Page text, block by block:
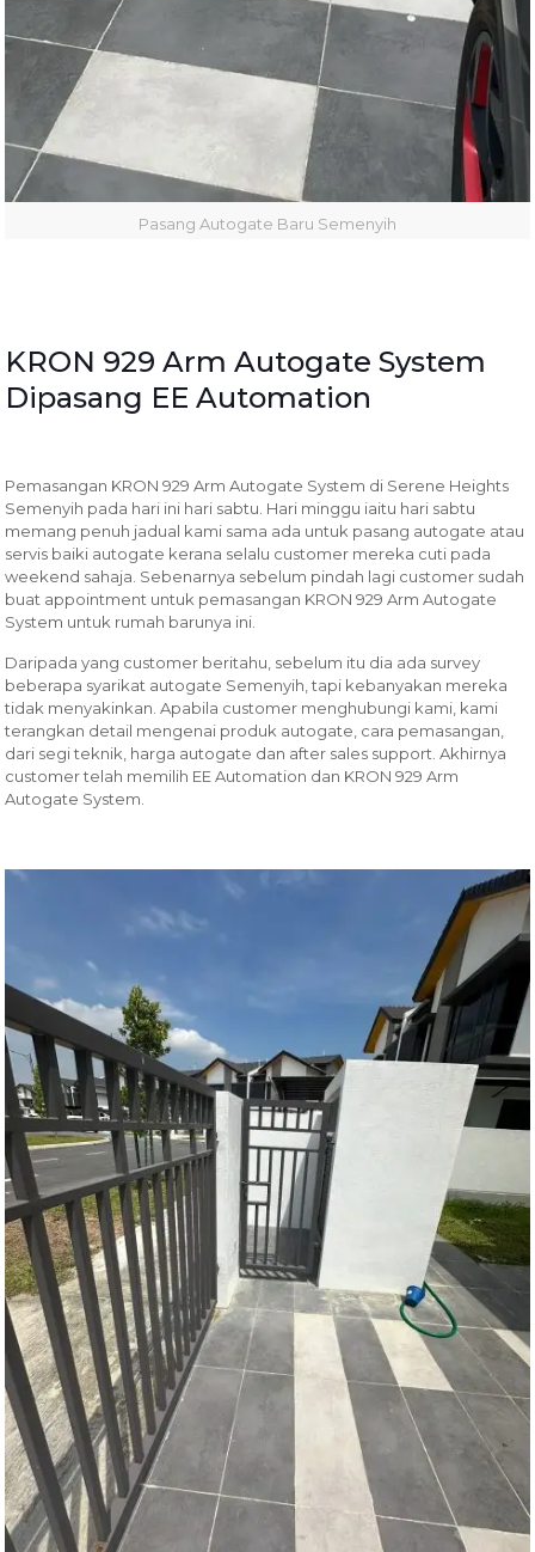
Pasang Autogate Baru Semenyih
KRON 929 Arm Autogate System
Dipasang EE Automation
Pemasangan KRON 929 Arm Autogate System di Serene Heights
Semenyih pada hari ini hari sabtu. Hari minggu iaitu hari sabtu
memang penuh jadual kami sama ada untuk pasang autogate atau
servis baiki autogate kerana selalu customer mereka cuti pada
weekend sahaja. Sebenarnya sebelum pindah lagi customer sudah
buat appointment untuk pemasangan KRON 929 Arm Autogate
System untuk rumah barunya ini.
Daripada yang customer beritahu, sebelum itu dia ada survey
beberapa syarikat autogate Semenyih, tapi kebanyakan mereka
tidak menyakinkan. Apabila customer menghubungi kami, kami
terangkan detail mengenai produk autogate, cara pemasangan,
dari segi teknik, harga autogate dan after sales support. Akhirnya
customer telah memilih EE Automation dan KRON 929 Arm
Autogate System.